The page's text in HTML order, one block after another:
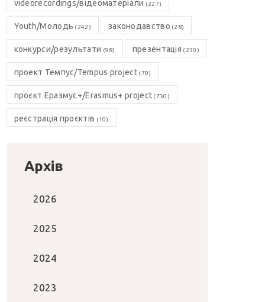
videorecordings/відеоматеріали (227)
Youth/Молодь (242) законодавство (28)
конкурси/результати (98) презентація (230)
проект Темпус/Tempus project(70)
проєкт Еразмус+/Erasmus+ project (730)
реєстрація проєктів (10)
Архів
2026
2025
2024
2023